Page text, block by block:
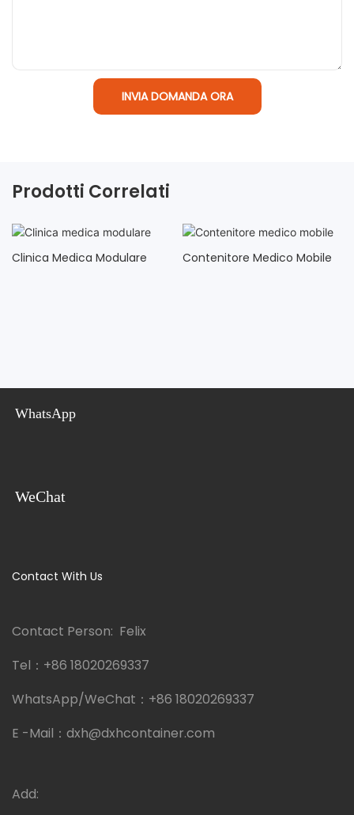
INVIA DOMANDA ORA
Prodotti Correlati
Clinica Medica Modulare Contenitore Medico Mobile
WhatsApp
WeChat
Contact With Us
Contact Person: Felix
Tel： +86 18020269337
WhatsApp/WeChat： +86 18020269337
E -Mail： dxh@dxhcontainer.com
Add: